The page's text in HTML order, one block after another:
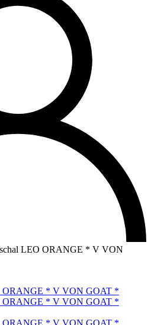
LEO ORANGE * V VON